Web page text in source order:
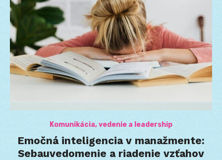
Komunikácia, vedenie a leadership
Emočná inteligencia v manažmente:
Sebauvedomenie a riadenie vzťahov